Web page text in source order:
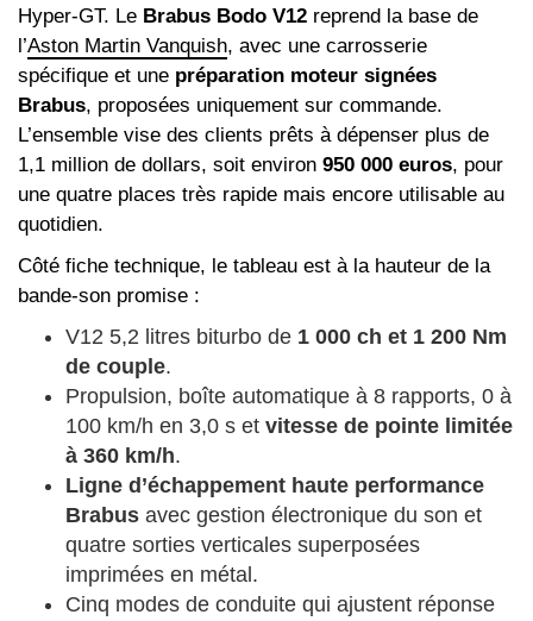
Hyper‑GT. Le Brabus Bodo V12 reprend la base de
l’Aston Martin Vanquish, avec une carrosserie
spécifique et une préparation moteur signées
Brabus, proposées uniquement sur commande.
L’ensemble vise des clients prêts à dépenser plus de
1,1 million de dollars, soit environ 950 000 euros, pour
une quatre places très rapide mais encore utilisable au
quotidien.
Côté fiche technique, le tableau est à la hauteur de la
bande‑son promise :
V12 5,2 litres biturbo de 1 000 ch et 1 200 Nm
de couple.
Propulsion, boîte automatique à 8 rapports, 0 à
100 km/h en 3,0 s et vitesse de pointe limitée
à 360 km/h.
Ligne d’échappement haute performance
Brabus avec gestion électronique du son et
quatre sorties verticales superposées
imprimées en métal.
Cinq modes de conduite qui ajustent réponse